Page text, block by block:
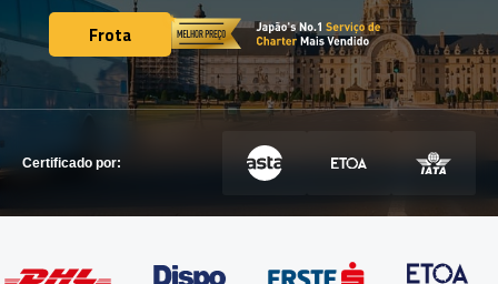
ENTRE EM CONTACTO
ENTRE EM CONTACTO
Frota
Frota
Certificado por: